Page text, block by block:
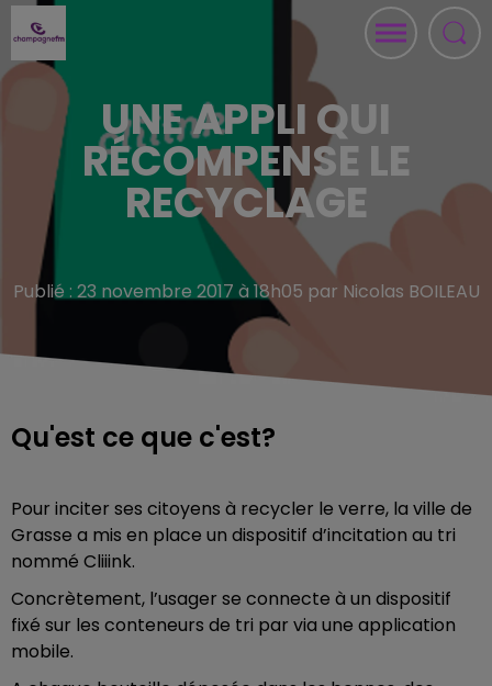
UNE APPLI QUI
RÉCOMPENSE LE
RECYCLAGE
Publié : 23 novembre 2017 à 18h05 par Nicolas BOILEAU
Qu'est ce que c'est?
Pour inciter ses citoyens à recycler le verre, la ville de
Grasse a mis en place un dispositif d’incitation au tri
nommé Cliiink.
Concrètement, l’usager se connecte à un dispositif
fixé sur les conteneurs de tri par via une application
mobile.